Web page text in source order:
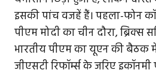
इसकी पांच वजहें हैं। पहला-फोन
पीएम मोदी का चीन दौरा,
भारतीय पीएम का यूएन की बैठक
जीएसटी रिफॉर्म्स के जरिए इकॉनमी